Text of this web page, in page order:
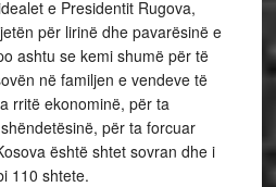
e Presidentit Rugova,
për lirinë dhe pavarësinë e
ashtu se kemi shumë për të
në familjen e vendeve të
rritë ekonominë, për ta
për ta forcuar
është shtet sovran dhe i
110 shtete.